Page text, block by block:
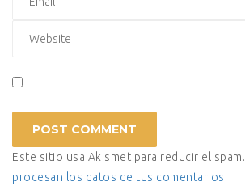
Este sitio usa Akismet para reducir el spam.
procesan los datos de tus comentarios.